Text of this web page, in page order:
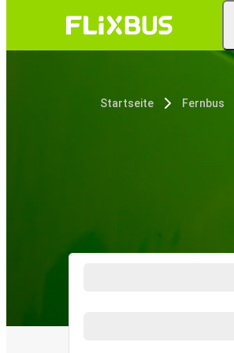
Startseite Fernbus